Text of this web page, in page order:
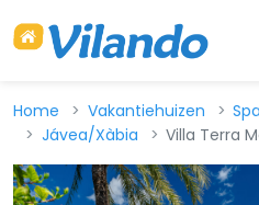
Home Vakantiehuizen
Jávea/Xàbia
Villa Terra